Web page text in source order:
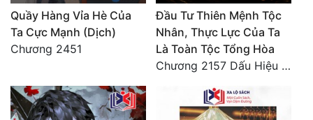
Quầy Hàng Vỉa Hè Của
Ta Cực Mạnh (Dịch)
Chương 2451
Đầu Tư Thiên Mệnh Tộc
Nhân, Thực Lực Của Ta
Là Toàn Tộc Tổng Hòa
Chương 2157 Dấu Hiệu Đại Kiếp